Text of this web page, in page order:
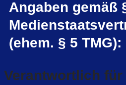
Angaben gemäß
(ehem. § 5 TMG):
Verantwortlich für